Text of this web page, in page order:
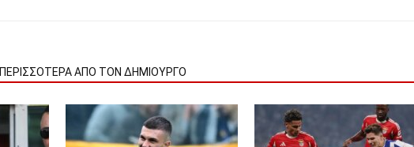
ΠΕΡΙΣΣΟΤΕΡΑ ΑΠΟ ΤΟΝ ΔΗΜΙΟΥΡΓΟ